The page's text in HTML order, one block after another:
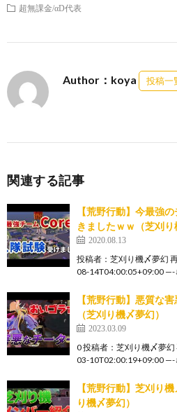
超無課金/αD代表
Author：koya 投稿一
関連する記事
【荒野行動】今最強
きましたｗｗ（芝刈り
2020.08.13
投稿者：芝刈り機〆夢幻
08-14T04:00:05+09:00
【荒野行動】悪質な
（芝刈り機〆夢幻）
2023.03.09
0 投稿者：芝刈り機〆夢
03-10T02:00:19+09:00
【荒野行動】芝刈り
り機〆夢幻）